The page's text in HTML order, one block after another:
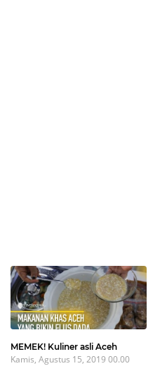
MEMEK! Kuliner asli Aceh
Kamis, Agustus 15, 2019 00.00